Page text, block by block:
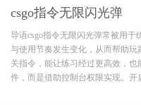
csgo指令无限闪光弹
导语csgo指令无限闪光弹常被用
与使用节奏发生变化，从而帮助
关指令，能让练习经过更高效，
件，而是借助控制台权限实现。